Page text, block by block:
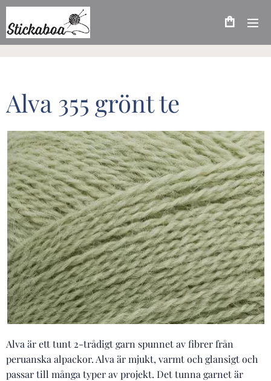
Alva 355 grönt te
Alva är ett tunt 2-trådigt garn spunnet av fibrer från
peruanska alpackor. Alva är mjukt, varmt och glansigt och
passar till många typer av projekt. Det tunna garnet är